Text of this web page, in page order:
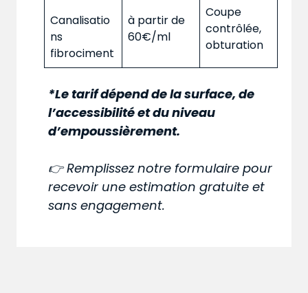
Canalisatio
ns
fibrociment
à partir de
60€/ml
Coupe
contrôlée,
obturation
*Le tarif dépend de la surface, de
l’accessibilité et du niveau
d’empoussièrement.
👉 Remplissez notre formulaire pour
recevoir une estimation gratuite et
sans engagement.